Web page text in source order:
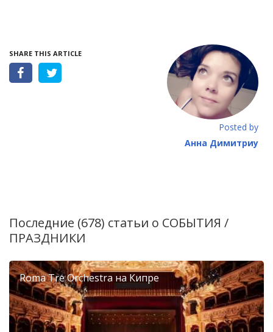
SHARE THIS ARTICLE
Posted by
Анна Димитриу
Последние (678) статьи о СОБЫТИЯ /
ПРАЗДНИКИ
Roma Tre Orchestra на Кипре